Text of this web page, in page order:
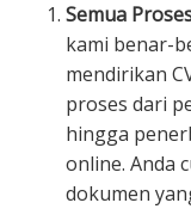
Semua
kami benar-
mendirikan
proses dari
hingga
online. Anda
dokumen